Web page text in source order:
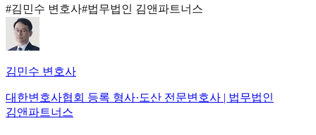
#김민수 변호사#법무법인 김앤파트너스
김민수 변호사
대한변호사협회 등록 형사·도산 전문변호사 | 법무법인
김앤파트너스